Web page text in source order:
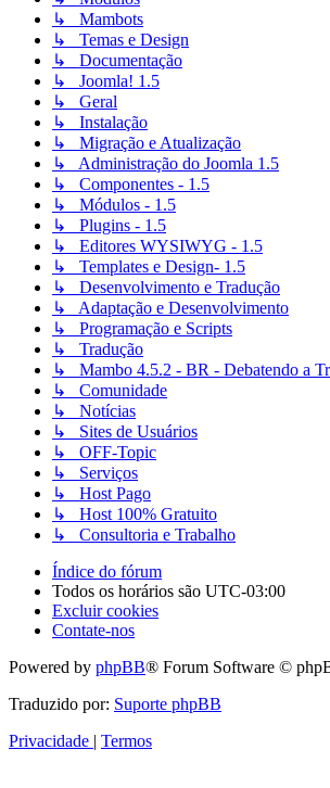
↳ Mambots
↳ Temas e Design
↳ Documentação
↳ Joomla! 1.5
↳ Geral
↳ Instalação
↳ Migração e Atualização
↳ Administração do Joomla 1.5
↳ Componentes - 1.5
↳ Módulos - 1.5
↳ Plugins - 1.5
↳ Editores WYSIWYG - 1.5
↳ Templates e Design- 1.5
↳ Desenvolvimento e Tradução
↳ Adaptação e Desenvolvimento
↳ Programação e Scripts
↳ Tradução
↳ Mambo 4.5.2 - BR - Debatendo a
↳ Comunidade
↳ Notícias
↳ Sites de Usuários
↳ OFF-Topic
↳ Serviços
↳ Host Pago
↳ Host 100% Gratuito
↳ Consultoria e Trabalho
Índice do fórum
Todos os horários são UTC-03:00
Excluir cookies
Contate-nos
Powered by phpBB® Forum Software ©
Traduzido por: Suporte phpBB
Privacidade
Termos